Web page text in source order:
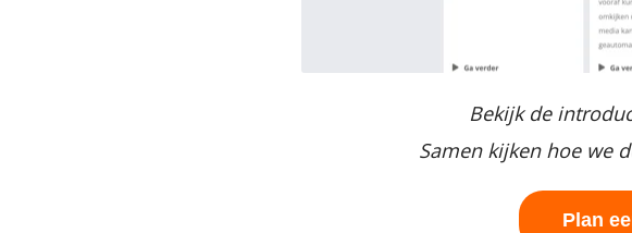
Bekijk de
Samen kijken hoe we
Plan